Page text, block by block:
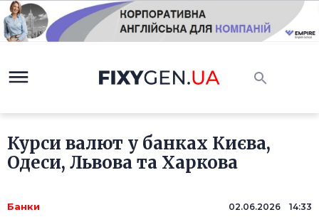
Курси валют у банках Києва,
Одеси, Львова та Харкова
Банки 02.06.2026 14:33